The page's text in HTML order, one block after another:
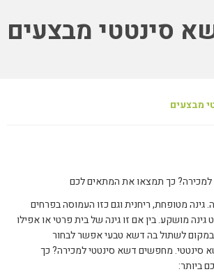
סינטטי מבצעים
מבצעים
כך תמצאו את המתאים לכם
גינה מטופחת, ריחנית וגם כזו העמוסה בפרחים
גינה מושקע. בין אם זו גינה של בית פרטי או אפילו
במקום לשתול בה דשא טבעי אפשר לבחור
מחפשים דשא סינטטי למכירה? כך
ביותר: